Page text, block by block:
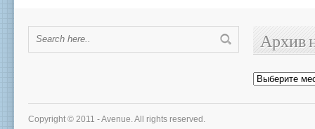
Архив
Архив
новостей
Copyright © 2011 - Avenue. All rights reserved.